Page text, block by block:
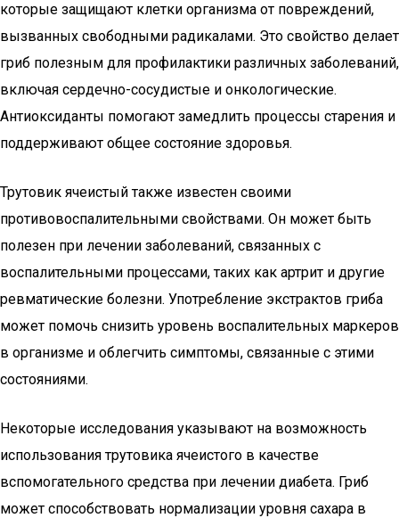
которые защищают клетки организма от повреждений,
вызванных свободными радикалами. Это свойство делает
гриб полезным для профилактики различных заболеваний,
включая сердечно-сосудистые и онкологические.
Антиоксиданты помогают замедлить процессы старения и
поддерживают общее состояние здоровья.
Трутовик ячеистый также известен своими
противовоспалительными свойствами. Он может быть
полезен при лечении заболеваний, связанных с
воспалительными процессами, таких как артрит и другие
ревматические болезни. Употребление экстрактов гриба
может помочь снизить уровень воспалительных маркеров
в организме и облегчить симптомы, связанные с этими
состояниями.
Некоторые исследования указывают на возможность
использования трутовика ячеистого в качестве
вспомогательного средства при лечении диабета. Гриб
может способствовать нормализации уровня сахара в